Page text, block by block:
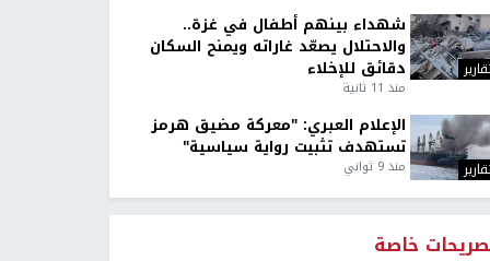
شهداء بينهم أطفال في غزة..
والاحتلال يصعّد غاراته ويمنح السكان
دقائق للإخلاء
منذ 11 ثانية
الإعلام العبري: "معركة مضيق هرمز
تستهدف تثبيت رواية سياسية"
منذ 9 ثواني
خاصة